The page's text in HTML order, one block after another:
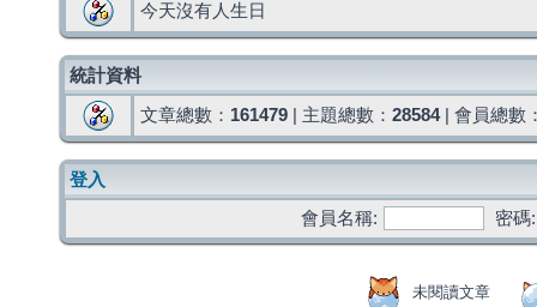
今天沒有人生日
統計資料
文章總數： 161479 | 主題總數： 28584| 會員總數
登入
會員名稱:
密碼:
未閱讀文章